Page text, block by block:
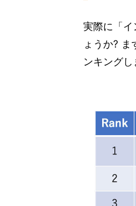
実際に「イ
ょうか?
ンキングし